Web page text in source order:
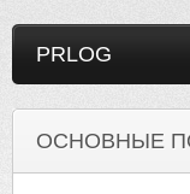
PRLOG
ОСНОВНЫЕ